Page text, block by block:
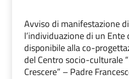
Avviso di manifestazione
l’individuazione di un Ente
disponibile alla co-
del Centro socio-culturale
Crescere” – Padre